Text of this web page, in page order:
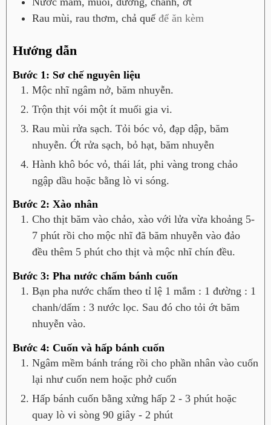
Rau mùi, rau thơm, chả quế để ăn kèm
Hướng dẫn
Bước 1: Sơ chế nguyên liệu
Mộc nhĩ ngâm nở, băm nhuyễn.
Trộn thịt vói một ít muối gia vi.
Rau mùi rửa sạch. Tỏi bóc vỏ, đạp dập, băm
nhuyễn. Ớt rửa sạch, bỏ hạt, băm nhuyễn
Hành khô bóc vỏ, thái lát, phi vàng trong chảo
ngập dầu hoặc bằng lò vi sóng.
Bước 2: Xào nhân
Cho thịt băm vào chảo, xào với lửa vừa khoảng 5-
7 phút rồi cho mộc nhĩ đã băm nhuyễn vào đảo
đều thêm 5 phút cho thịt và mộc nhĩ chín đều.
Bước 3: Pha nước chấm bánh cuốn
Bạn pha nước chấm theo tỉ lệ 1 mắm : 1 đường : 1
chanh/dấm : 3 nước lọc. Sau đó cho tỏi ớt băm
nhuyễn vào.
Bước 4: Cuốn và hấp bánh cuốn
Ngâm mềm bánh tráng rồi cho phần nhân vào cuốn
lại như cuốn nem hoặc phở cuốn
Hấp bánh cuốn bằng xửng hấp 2 - 3 phút hoặc
quay lò vi sòng 90 giây - 2 phút